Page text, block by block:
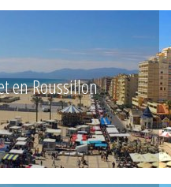
en Roussillon